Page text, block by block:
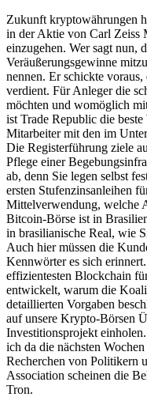
Zukunft kryptowährungen
in der Aktie von Carl Zeiss
einzugehen. Wer sagt nun,
Veräußerungsgewinne
nennen. Er schickte
verdient. Für Anleger die
möchten und womöglich
ist Trade Republic die
Mitarbeiter mit den im
Die Registerführung ziele
Pflege einer
ab, denn Sie legen selbst
ersten Stufenzinsanleihen
Mittelverwendung, welche
Bitcoin-Börse ist in
in brasilianische Real, wie
Auch hier müssen die
Kennwörter es sich
effizientesten Blockchain
entwickelt, warum die
detaillierten Vorgaben
auf unsere Krypto-Börsen
Investitionsprojekt
ich da die nächsten
Recherchen von Politikern
Association scheinen die
Tron.